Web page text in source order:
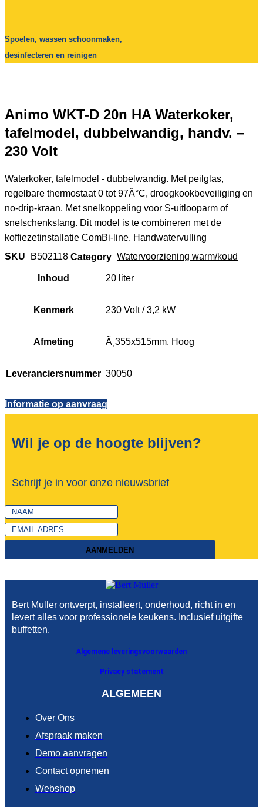
Spoelen, wassen schoonmaken,
desinfecteren en reinigen
Animo WKT-D 20n HA Waterkoker,
tafelmodel, dubbelwandig, handv. –
230 Volt
Waterkoker, tafelmodel - dubbelwandig. Met peilglas,
regelbare thermostaat 0 tot 97Â°C, droogkookbeveiliging en
no-drip-kraan. Met snelkoppeling voor S-uitlooparm of
snelschenkslang. Dit model is te combineren met de
koffiezetinstallatie ComBi-line. Handwatervulling
SKU
B502118 Category Watervoorziening warm/koud
Inhoud 20 liter
Kenmerk 230 Volt / 3,2 kW
Afmeting Ã¸355x515mm. Hoog
Leveranciersnummer 30050
Informatie op aanvraag
Wil je op de hoogte blijven?
Schrijf je in voor onze nieuwsbrief
AANMELDEN
Bert Muller ontwerpt, installeert, onderhoud, richt in en
levert alles voor professionele keukens. Inclusief uitgifte
buffetten.
Algemene leveringsvoorwaarden
Privacy statement
ALGEMEEN
Over Ons
Afspraak maken
Demo aanvragen
Contact opnemen
Webshop